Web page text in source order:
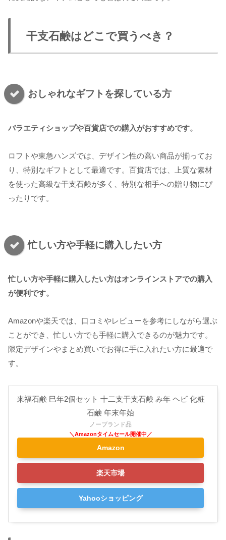
干支石鹸はどこで買うべき？
おしゃれなギフトを探している方
バラエティショップや百貨店での購入がおすすめです。
ロフトや東急ハンズでは、デザイン性の高い商品が揃ってお
り、特別なギフトとして最適です。百貨店では、上質な素材
を使った高級な干支石鹸が多く、特別な相手への贈り物にぴ
ったりです。
忙しい方や手軽に購入したい方
忙しい方や手軽に購入したい方はオンラインストアでの購入
が便利です。
Amazonや楽天では、口コミやレビューを参考にしながら選ぶ
ことができ、忙しい方でも手軽に購入できるのが魅力です。
限定デザインやまとめ買いでお得に手に入れたい方に最適で
す。
来福石鹸 巳年2個セット 十二支干支石鹸 み年 ヘビ 化粧
石鹸 年末年始
ノーブランド品
Amazon
楽天市場
Yahooショッピング